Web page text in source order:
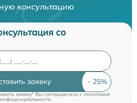
консультацию
со
заявку
заявку" Вы соглашаетесь cполитикой